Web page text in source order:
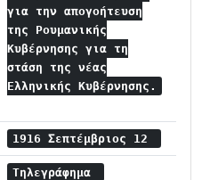
για την απογοήτευση
της Ρουμανικής
Κυβέρνησης για τη
στάση της νέας
Ελληνικής Κυβέρνησης.
1916 Σεπτέμβριος 12
Τηλεγράφημα